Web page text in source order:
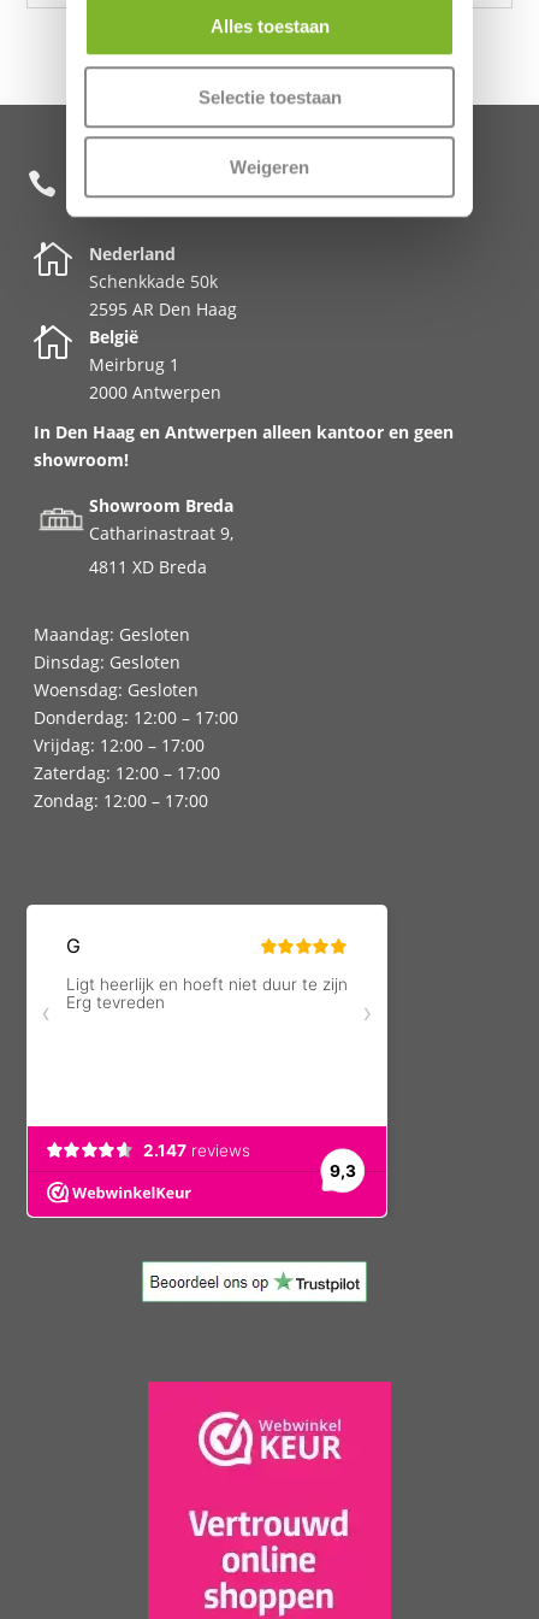
Alles toestaan
Selectie toestaan
Weigeren
 +31 85 482 0020

Nederland
Schenkkade 50k
2595 AR Den Haag

België
Meirbrug 1
2000 Antwerpen
In Den Haag en Antwerpen alleen kantoor en geen
showroom!
Showroom Breda
Catharinastraat 9,
4811 XD Breda
Maandag: Gesloten
Dinsdag: Gesloten
Woensdag: Gesloten
Donderdag: 12:00 – 17:00
Vrijdag: 12:00 – 17:00
Zaterdag: 12:00 – 17:00
Zondag: 12:00 – 17:00